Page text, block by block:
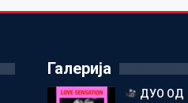
Галерија
ДУО ОД